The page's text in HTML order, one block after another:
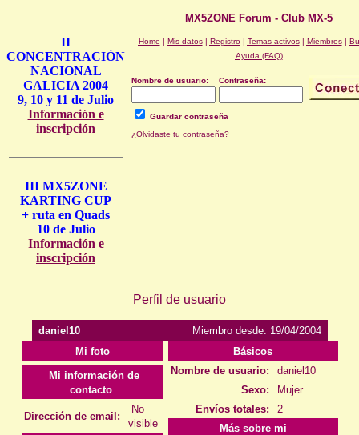
II
CONCENTRACIÓN
NACIONAL
GALICIA 2004
9, 10 y 11 de Julio
Información e
inscripción
III MX5ZONE
KARTING CUP
+ ruta en Quads
10 de Julio
Información e
inscripción
MX5ZONE Forum - Club MX-5
Home | Mis datos| Registro| Temas activos| Miembros|
Ayuda (FAQ)
Nombre de usuario: Contraseña:
Guardar contraseña
¿Olvidaste tu contraseña?
Perfil de usuario
daniel10
Miembro desde: 19/04/2004
Mi foto
Mi información de
contacto
Dirección de email:
No
visible
Básicos
Nombre de usuario:
daniel10
Sexo:
Mujer
Envíos totales:
2
Más sobre mi